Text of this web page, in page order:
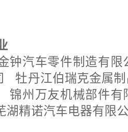
钟汽车零件制造有
牡丹江伯瑞克金属
锦州万友机械部件
精诺汽车电器有限